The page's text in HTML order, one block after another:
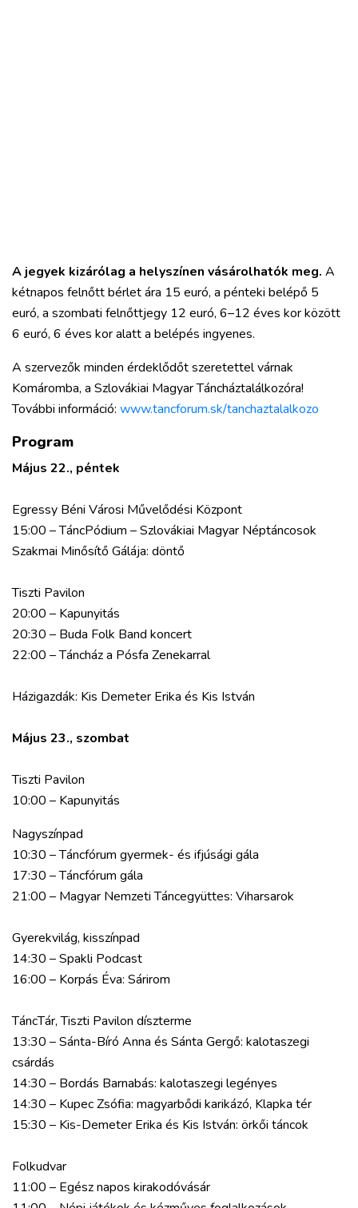
A jegyek kizárólag a helyszínen vásárolhatók meg. A
kétnapos felnőtt bérlet ára 15 euró, a pénteki belépő 5
euró, a szombati felnőttjegy 12 euró, 6–12 éves kor között
6 euró, 6 éves kor alatt a belépés ingyenes.
A szervezők minden érdeklődőt szeretettel várnak
Komáromba, a Szlovákiai Magyar Táncháztalálkozóra!
További információ: www.tancforum.sk/tanchaztalalkozo
Program
Május 22., péntek
Egressy Béni Városi Művelődési Központ
15:00 – TáncPódium – Szlovákiai Magyar Néptáncosok
Szakmai Minősítő Gálája: döntő
Tiszti Pavilon
20:00 – Kapunyitás
20:30 – Buda Folk Band koncert
22:00 – Táncház a Pósfa Zenekarral
Házigazdák: Kis Demeter Erika és Kis István
Május 23., szombat
Tiszti Pavilon
10:00 – Kapunyitás
Nagyszínpad
10:30 – Táncfórum gyermek- és ifjúsági gála
17:30 – Táncfórum gála
21:00 – Magyar Nemzeti Táncegyüttes: Viharsarok
Gyerekvilág, kisszínpad
14:30 – Spakli Podcast
16:00 – Korpás Éva: Sárirom
TáncTár, Tiszti Pavilon díszterme
13:30 – Sánta-Bíró Anna és Sánta Gergő: kalotaszegi
csárdás
14:30 – Bordás Barnabás: kalotaszegi legényes
14:30 – Kupec Zsófia: magyarbődi karikázó, Klapka tér
15:30 – Kis-Demeter Erika és Kis István: örkői táncok
Folkudvar
11:00 – Egész napos kirakodóvásár